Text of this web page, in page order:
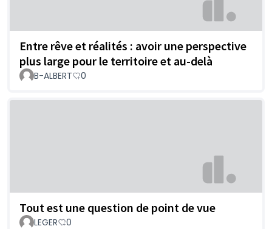
Entre rêve et réalités : avoir une perspective
plus large pour le territoire et au-delà
B-ALBERT 0
Tout est une question de point de vue
LEGER 0